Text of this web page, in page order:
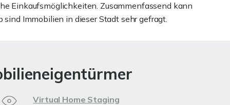
Einkaufsmöglichkeiten. Zusammenfassend kann
Immobilien in dieser Stadt sehr gefragt.
Virtual Home Staging